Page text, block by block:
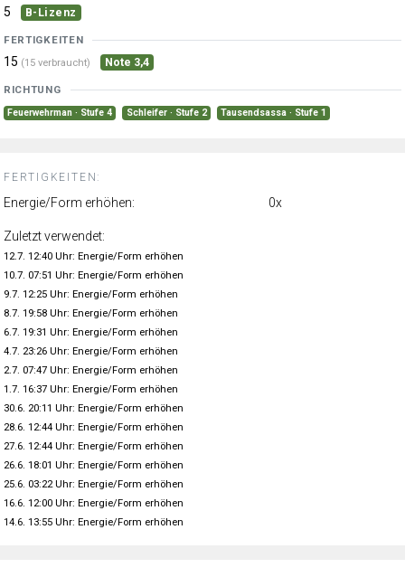
5 B-Lizenz
FERTIGKEITEN
15 (15 verbraucht) Note 3,4
RICHTUNG
Feuerwehrman · Stufe 4 Schleifer · Stufe 2 Tausendsassa · Stufe 1
FERTIGKEITEN:
Energie/Form erhöhen: 0x
Zuletzt verwendet:
12.7. 12:40 Uhr: Energie/Form erhöhen
10.7. 07:51 Uhr: Energie/Form erhöhen
9.7. 12:25 Uhr: Energie/Form erhöhen
8.7. 19:58 Uhr: Energie/Form erhöhen
6.7. 19:31 Uhr: Energie/Form erhöhen
4.7. 23:26 Uhr: Energie/Form erhöhen
2.7. 07:47 Uhr: Energie/Form erhöhen
1.7. 16:37 Uhr: Energie/Form erhöhen
30.6. 20:11 Uhr: Energie/Form erhöhen
28.6. 12:44 Uhr: Energie/Form erhöhen
27.6. 12:44 Uhr: Energie/Form erhöhen
26.6. 18:01 Uhr: Energie/Form erhöhen
25.6. 03:22 Uhr: Energie/Form erhöhen
16.6. 12:00 Uhr: Energie/Form erhöhen
14.6. 13:55 Uhr: Energie/Form erhöhen